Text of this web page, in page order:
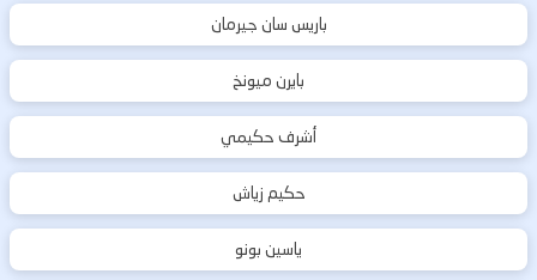
باريس سان جيرمان
بايرن ميونخ
أشرف حكيمي
حكيم زياش
ياسين بونو